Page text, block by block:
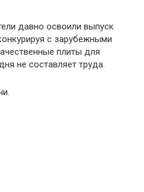
давно освоили выпуск
с зарубежными
плиты для
не составляет труда.